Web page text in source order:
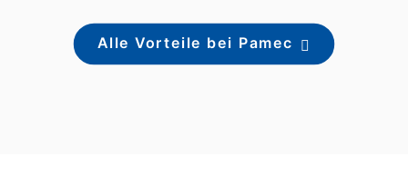
Alle Vorteile bei Pamec